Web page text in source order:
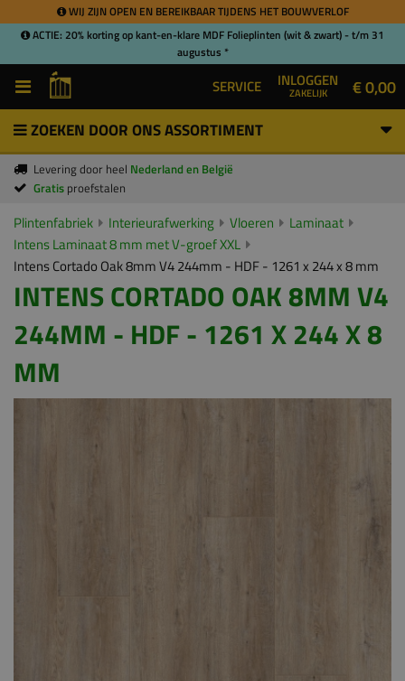
WIJ ZIJN OPEN EN BEREIKBAAR TIJDENS HET BOUWVERLOF
ACTIE: 20% korting op kant-en-klare MDF Folieplinten (wit & zwart) - t/m 31
augustus *
SERVICE INLOGGEN
ZAKELIJK € 0,00
ZOEKEN DOOR ONS ASSORTIMENT
Levering door heel Nederland en België
Gratis proefstalen
Plintenfabriek Interieurafwerking Vloeren
Laminaat
Intens Laminaat 8 mm met V-groef XXL
Intens Cortado Oak 8mm V4 244mm - HDF - 1261 x 244 x 8 mm
INTENS CORTADO OAK 8MM V4
244MM - HDF - 1261 X 244 X 8
MM